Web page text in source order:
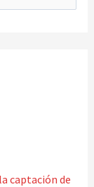
captación de